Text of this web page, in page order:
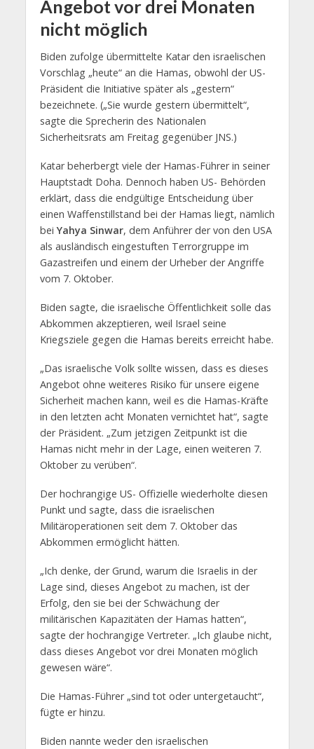
Angebot vor drei Monaten
nicht möglich
Biden zufolge übermittelte Katar den israelischen
Vorschlag „heute“ an die Hamas, obwohl der US-
Präsident die Initiative später als „gestern“
bezeichnete. („Sie wurde gestern übermittelt“,
sagte die Sprecherin des Nationalen
Sicherheitsrats am Freitag gegenüber JNS.)
Katar beherbergt viele der Hamas-Führer in seiner
Hauptstadt Doha. Dennoch haben US- Behörden
erklärt, dass die endgültige Entscheidung über
einen Waffenstillstand bei der Hamas liegt, nämlich
beiYahya Sinwar, dem Anführer der von den USA
als ausländisch eingestuften Terrorgruppe im
Gazastreifen und einem der Urheber der Angriffe
vom 7. Oktober.
Biden sagte, die israelische Öffentlichkeit solle das
Abkommen akzeptieren, weil Israel seine
Kriegsziele gegen die Hamas bereits erreicht habe.
„Das israelische Volk sollte wissen, dass es dieses
Angebot ohne weiteres Risiko für unsere eigene
Sicherheit machen kann, weil es die Hamas-Kräfte
in den letzten acht Monaten vernichtet hat“, sagte
der Präsident. „Zum jetzigen Zeitpunkt ist die
Hamas nicht mehr in der Lage, einen weiteren 7.
Oktober zu verüben“.
Der hochrangige US- Offizielle wiederholte diesen
Punkt und sagte, dass die israelischen
Militäroperationen seit dem 7. Oktober das
Abkommen ermöglicht hätten.
„Ich denke, der Grund, warum die Israelis in der
Lage sind, dieses Angebot zu machen, ist der
Erfolg, den sie bei der Schwächung der
militärischen Kapazitäten der Hamas hatten“,
sagte der hochrangige Vertreter. „Ich glaube nicht,
dass dieses Angebot vor drei Monaten möglich
gewesen wäre“.
Die Hamas-Führer „sind tot oder untergetaucht“,
fügte er hinzu.
Biden nannte weder den israelischen